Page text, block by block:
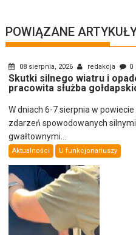
POWIĄZANE
08 sierpnia, 2026 redakcja 0
Skutki silnego wiatru i
pracowita służba
W dniach 6-7 sierpnia w
zdarzeń spowodowanych
gwałtownymi...
Aktualności U funkcjonariuszy